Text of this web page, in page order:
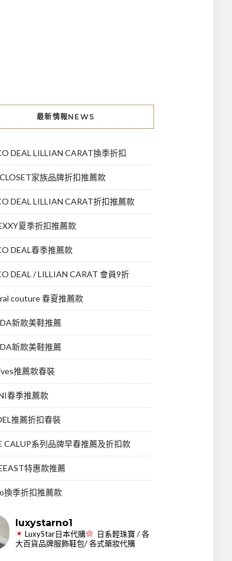
最新情報NEWS
DEAL LILLIAN CARAT換季折扣
家族品牌折扣推薦款
DEAL LILLIAN CARAT折扣推薦款
夏季折扣推薦款
DEAL春季推薦款
DEAL / LILLIAN CARAT 會員9折
couture 春夏推薦款
新款美鞋推薦
新款美鞋推薦
推薦款春裝
春季推薦款
推薦折扣春裝
CALUP系列品牌早春推薦及折扣款
特惠款推薦
換季折扣推薦款
luxystarno1
LuxyStar日本代購
日系輕珠寶 / 各
大百貨品牌服飾鞋包/ 各式藥妝代購